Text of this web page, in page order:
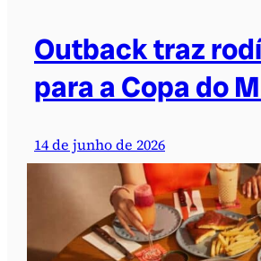
Outback traz
para a Copa do
14 de junho de 2026